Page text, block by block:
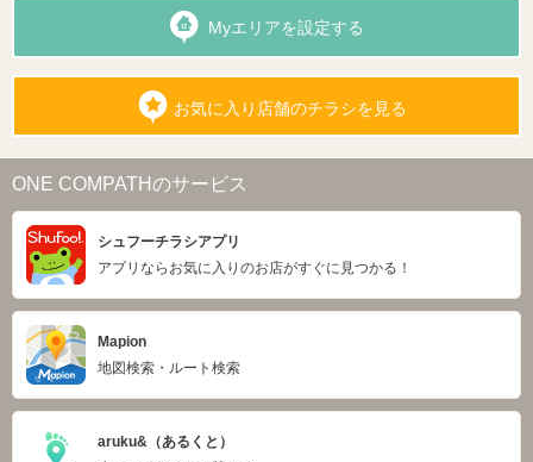
Myエリアを設定する
お気に入り店舗のチラシを見る
ONE COMPATHのサービス
シュフーチラシアプリ
アプリならお気に入りのお店がすぐに見つかる！
Mapion
地図検索・ルート検索
aruku&（あるくと）